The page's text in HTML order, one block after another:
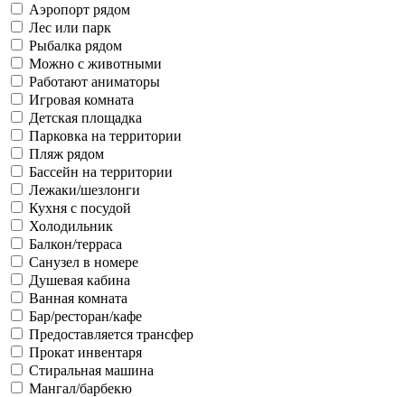
Аэропорт рядом
Лес или парк
Рыбалка рядом
Можно с животными
Работают аниматоры
Игровая комната
Детская площадка
Парковка на территории
Пляж рядом
Бассейн на территории
Лежаки/шезлонги
Кухня с посудой
Холодильник
Балкон/терраса
Санузел в номере
Душевая кабина
Ванная комната
Бар/ресторан/кафе
Предоставляется трансфер
Прокат инвентаря
Стиральная машина
Мангал/барбекю